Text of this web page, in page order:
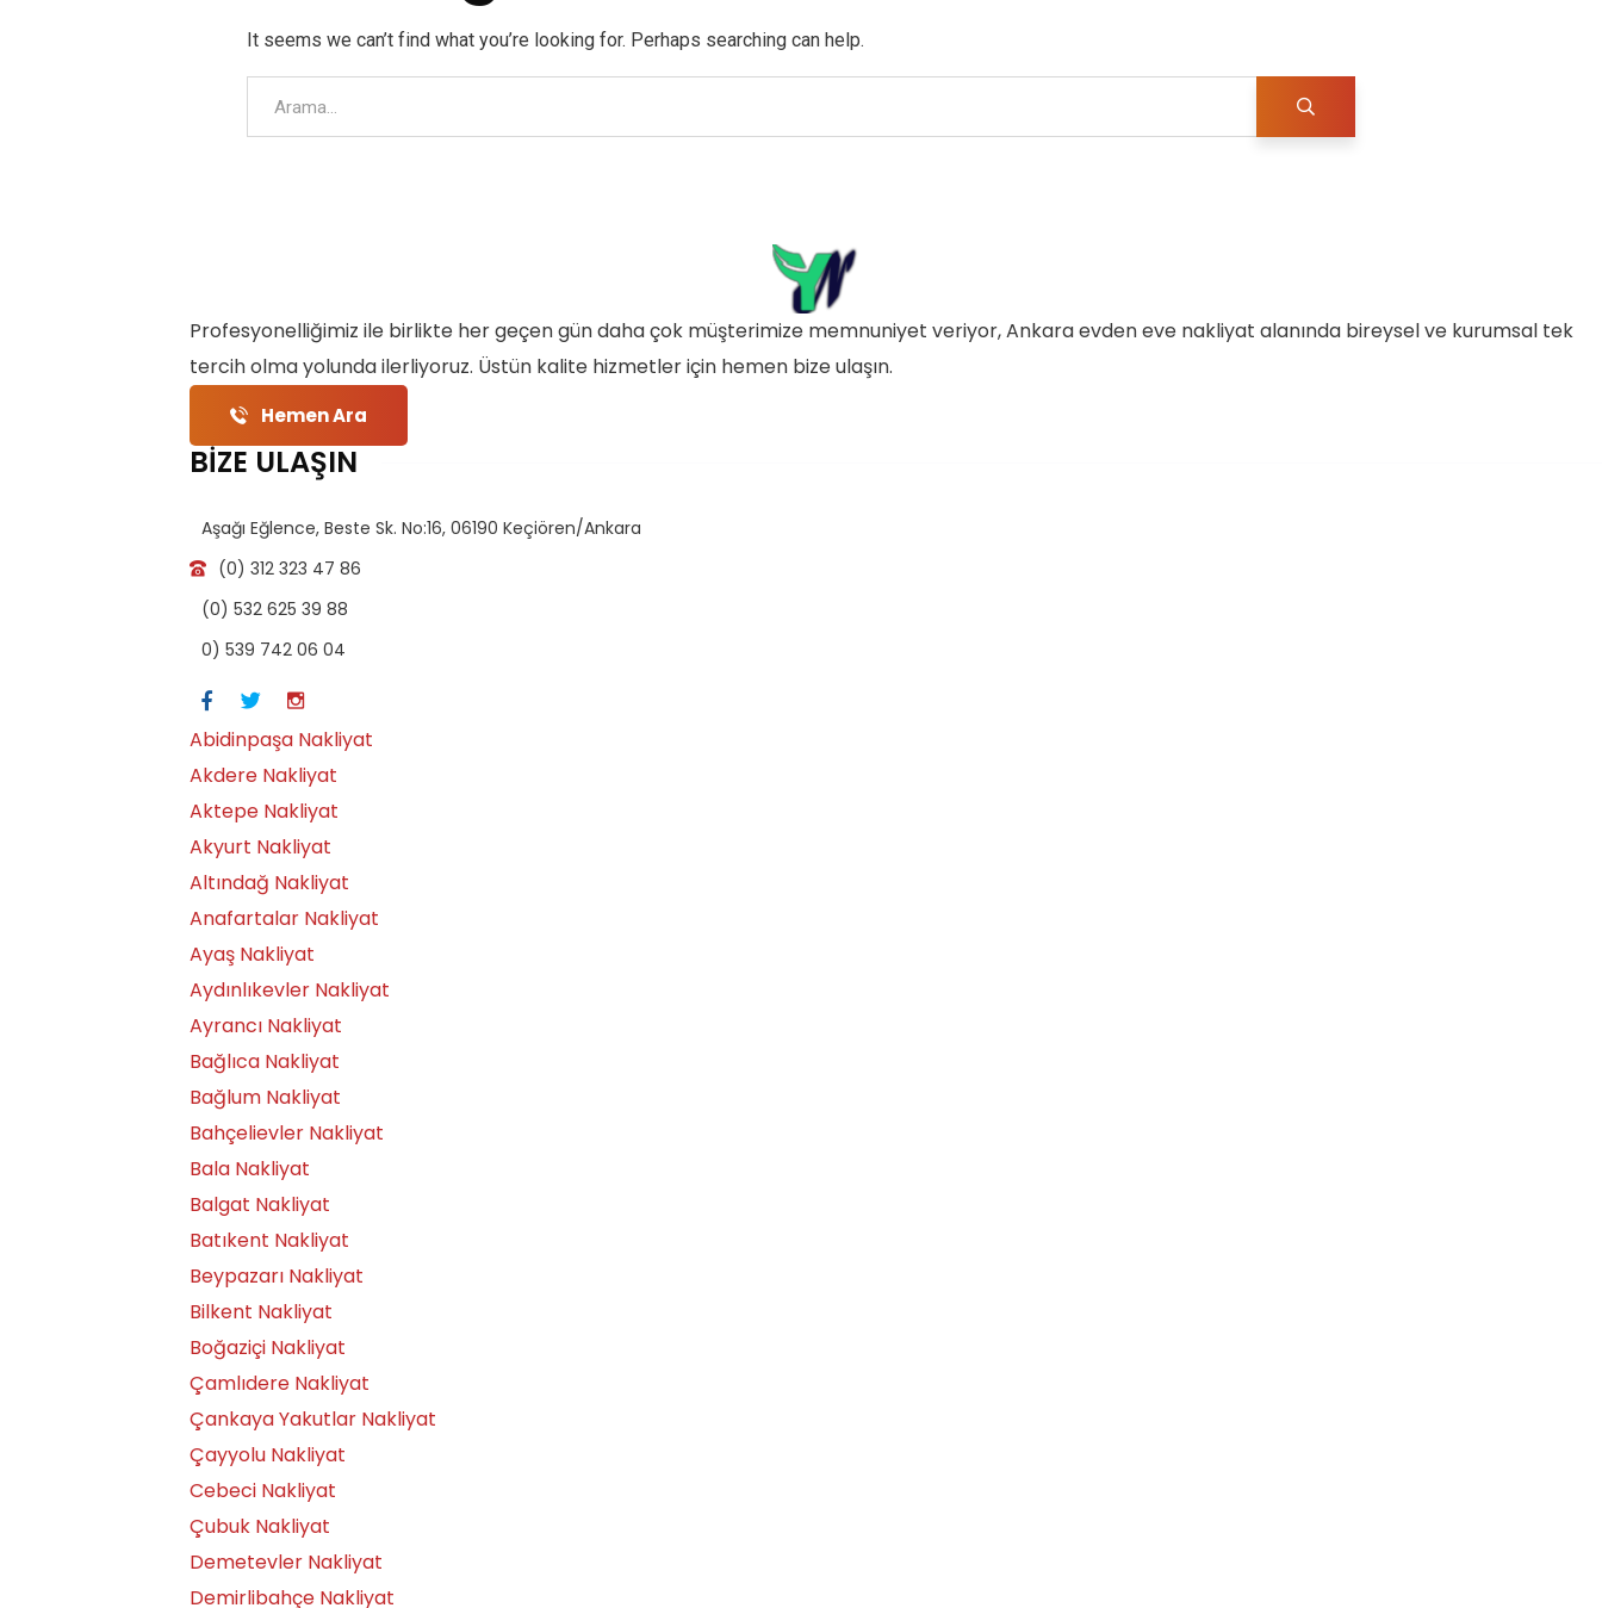
It seems we can’t find what you’re looking for. Perhaps searching can help.
Profesyonelliğimiz ile birlikte her geçen gün daha çok müşterimize memnuniyet veriyor, Ankara evden eve nakliyat alanında bireysel ve kurumsal tek
tercih olma yolunda ilerliyoruz. Üstün kalite hizmetler için hemen bize ulaşın.
Hemen Ara
BİZE ULAŞIN
Aşağı Eğlence, Beste Sk. No:16, 06190 Keçiören/Ankara
(0) 312 323 47 86
(0) 532 625 39 88
0) 539 742 06 04
Abidinpaşa Nakliyat
Akdere Nakliyat
Aktepe Nakliyat
Akyurt Nakliyat
Altındağ Nakliyat
Anafartalar Nakliyat
Ayaş Nakliyat
Aydınlıkevler Nakliyat
Ayrancı Nakliyat
Bağlıca Nakliyat
Bağlum Nakliyat
Bahçelievler Nakliyat
Bala Nakliyat
Balgat Nakliyat
Batıkent Nakliyat
Beypazarı Nakliyat
Bilkent Nakliyat
Boğaziçi Nakliyat
Çamlıdere Nakliyat
Çankaya Yakutlar Nakliyat
Çayyolu Nakliyat
Cebeci Nakliyat
Çubuk Nakliyat
Demetevler Nakliyat
Demirlibahçe Nakliyat